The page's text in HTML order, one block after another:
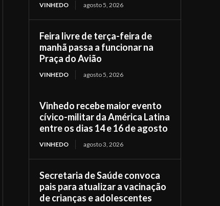
VINHEDO agosto 5, 2026
Feira livre de terça-feira de
manhã passa a funcionar na
Praça do Avião
VINHEDO agosto 5, 2026
Vinhedo recebe maior evento
cívico-militar da América Latina
entre os dias 14 e 16 de agosto
VINHEDO agosto 3, 2026
Secretaria de Saúde convoca
pais para atualizar a vacinação
de crianças e adolescentes